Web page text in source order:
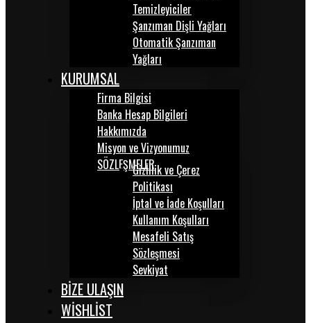
Temizleyiciler
Şanzıman Dişli Yağları
Otomatik Şanzıman
Yağları
KURUMSAL
Firma Bilgisi
Banka Hesap Bilgileri
Hakkımızda
Misyon ve Vizyonumuz
SÖZLEŞMELERGizlilik ve Çerez
Politikası
İptal ve İade Koşulları
Kullanım Koşulları
Mesafeli Satış
Sözleşmesi
Sevkiyat
BİZE ULAŞIN
WISHLIST